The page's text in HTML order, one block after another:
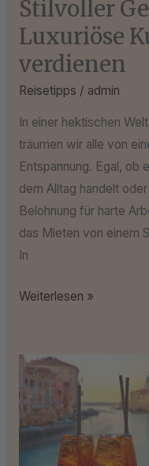
Stilvoller
Luxuriöse
verdienen
Reisetipps / admin
In einer hektischen
träumen wir alle von
Entspannung. Egal, ob
dem Alltag handelt
Belohnung für harte
das Mieten von einem
In
Weiterlesen »
Reisefreude
verschenken:
Praktische
Gläser